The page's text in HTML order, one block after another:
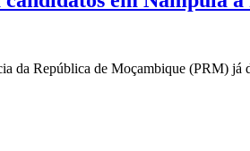
da República de Moçambique (PRM)